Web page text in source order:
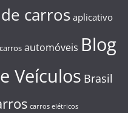
carros aplicativo
automóveis Blog
Veículos Brasil
carros elétricos